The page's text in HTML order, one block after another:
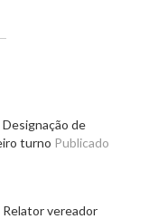
de
turno Publicado
Relator vereador